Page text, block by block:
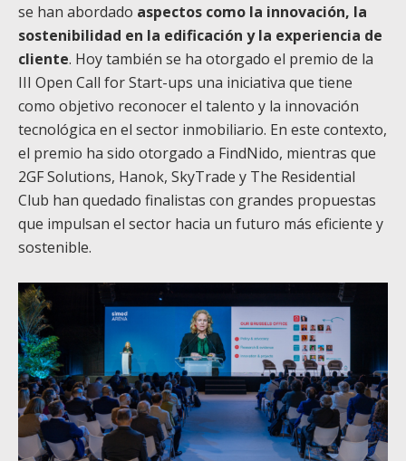
se han abordado aspectos como la innovación, la
sostenibilidad en la edificación y la experiencia de
cliente. Hoy también se ha otorgado el premio de la
III Open Call for Start-ups una iniciativa que tiene
como objetivo reconocer el talento y la innovación
tecnológica en el sector inmobiliario. En este contexto,
el premio ha sido otorgado a FindNido, mientras que
2GF Solutions, Hanok, SkyTrade y The Residential
Club han quedado finalistas con grandes propuestas
que impulsan el sector hacia un futuro más eficiente y
sostenible.